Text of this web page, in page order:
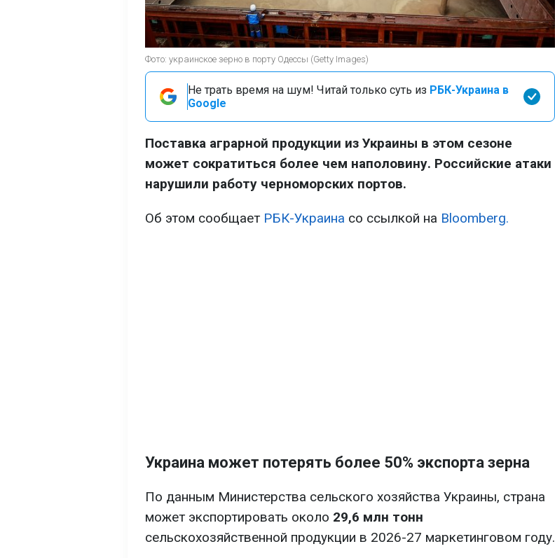
Фото: украинское зерно в порту Одессы (Getty Images)
Не трать время на шум! Читай только суть из РБК-Украина в
Google
Поставка аграрной продукции из Украины в этом сезоне
может сократиться более чем наполовину. Российские атаки
нарушили работу черноморских портов.
Об этом сообщает РБК-Украина со ссылкой на Bloomberg.
Украина может потерять более 50% экспорта зерна
По данным Министерства сельского хозяйства Украины, страна
может экспортировать около 29,6 млн тонн
сельскохозяйственной продукции в 2026-27 маркетинговом году.